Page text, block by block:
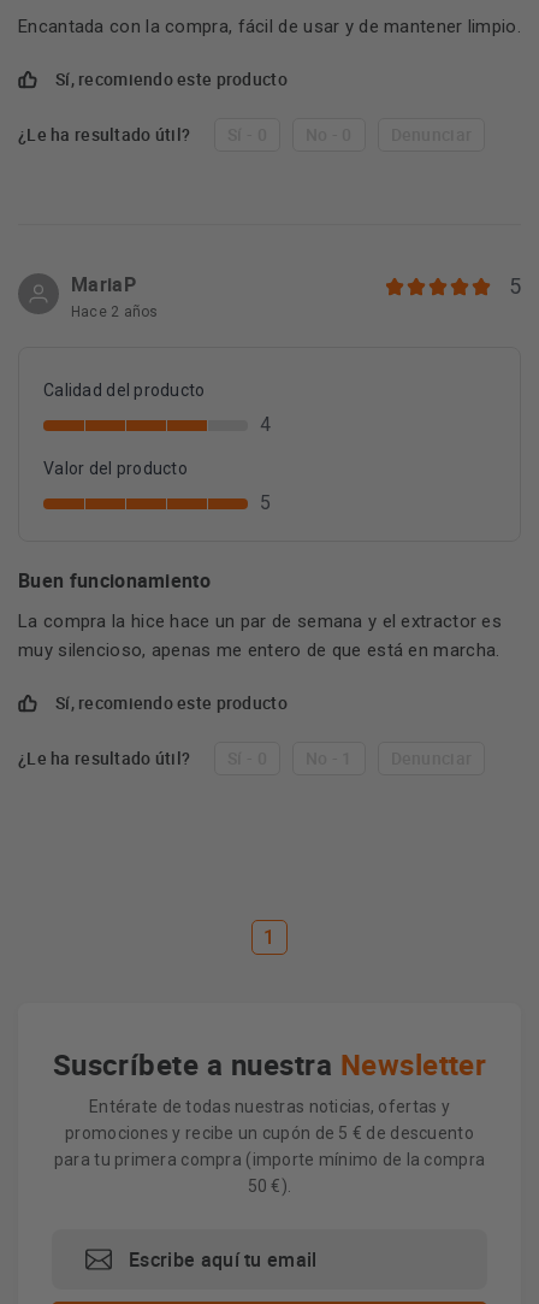
Encantada con la compra, fácil de usar y de mantener limpio.
Sí, recomiendo este producto
¿Le ha resultado útil?
MariaP
Hace 2 años
5
Calidad del producto
4
Valor del producto
5
Buen funcionamiento
La compra la hice hace un par de semana y el extractor es
muy silencioso, apenas me entero de que está en marcha.
Sí, recomiendo este producto
¿Le ha resultado útil?
1
Suscríbete a nuestra Newsletter
Entérate de todas nuestras noticias, ofertas y
promociones y recibe un cupón de 5 € de descuento
para tu primera compra (importe mínimo de la compra
50 €).